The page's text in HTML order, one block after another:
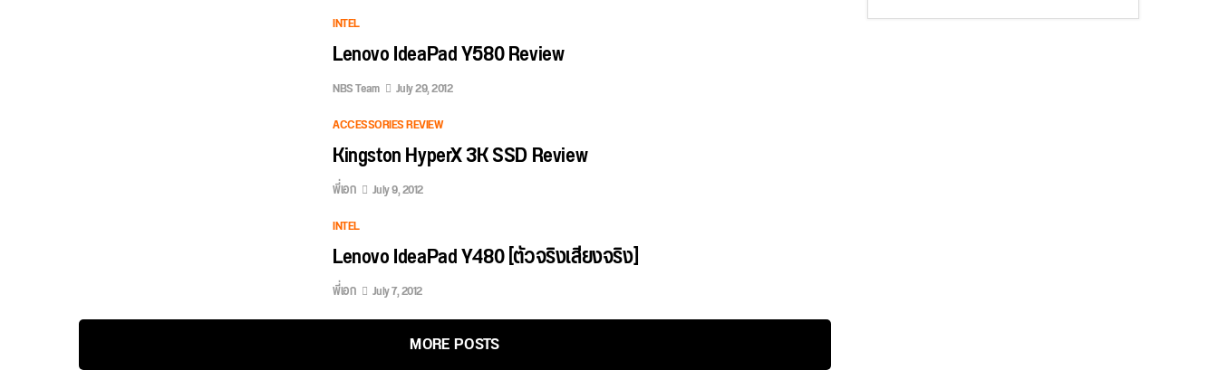
INTEL
Lenovo IdeaPad Y580 Review
NBS Team
July 29, 2012
ACCESSORIES REVIEW
Kingston HyperX 3K SSD Review
พี่เอก
July 9, 2012
INTEL
Lenovo IdeaPad Y480 [ตัวจริงเสียงจริง]
พี่เอก July 7, 2012
MORE POSTS